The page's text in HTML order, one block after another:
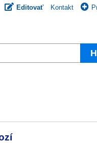
Editovať Kontakt